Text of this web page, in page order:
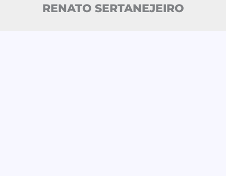
RENATO SERTANEJEIRO